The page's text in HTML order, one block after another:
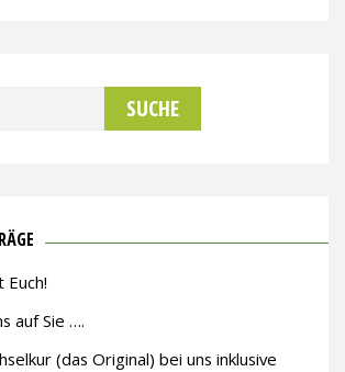
auf Sie ….
(das Original) bei uns inklusive